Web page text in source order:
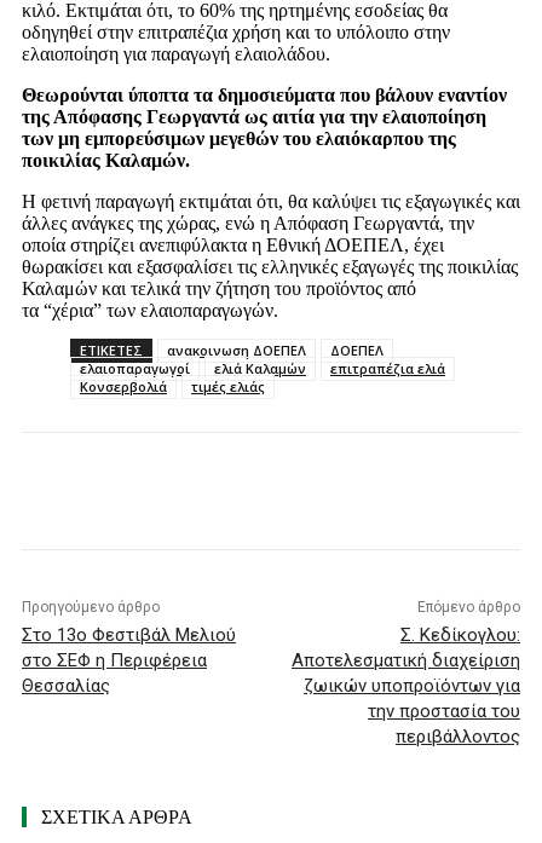
κιλό. Εκτιμάται ότι, το 60% της ηρτημένης εσοδείας θα
οδηγηθεί στην επιτραπέζια χρήση και το υπόλοιπο στην
ελαιοποίηση για παραγωγή ελαιολάδου.
Θεωρούνται ύποπτα τα δημοσιεύματα που βάλουν εναντίον
της Απόφασης Γεωργαντά ως αιτία για την ελαιοποίηση
των μη εμπορεύσιμων μεγεθών του ελαιόκαρπου της
ποικιλίας Καλαμών.
Η φετινή παραγωγή εκτιμάται ότι, θα καλύψει τις εξαγωγικές και
άλλες ανάγκες της χώρας, ενώ η Απόφαση Γεωργαντά, την
οποία στηρίζει ανεπιφύλακτα η Εθνική ΔΟΕΠΕΛ, έχει
θωρακίσει και εξασφαλίσει τις ελληνικές εξαγωγές της ποικιλίας
Καλαμών και τελικά την ζήτηση του προϊόντος από
τα “χέρια” των ελαιοπαραγωγών.
ΕΤΙΚΕΤΕΣ ανακοινωση ΔΟΕΠΕΛ
ΔΟΕΠΕΛ
ελαιοπαραγωγοί
ελιά Καλαμών
επιτραπέζια ελιά
Κονσερβολιά
τιμές ελιάς
Προηγούμενο άρθρο
Στο 13ο Φεστιβάλ Μελιού
στο ΣΕΦ η Περιφέρεια
Θεσσαλίας
Επόμενο άρθρο
Σ. Κεδίκογλου:
Αποτελεσματική διαχείριση
ζωικών υποπροϊόντων για
την προστασία του
περιβάλλοντος
ΣΧΕΤΙΚΑ ΑΡΘΡΑ